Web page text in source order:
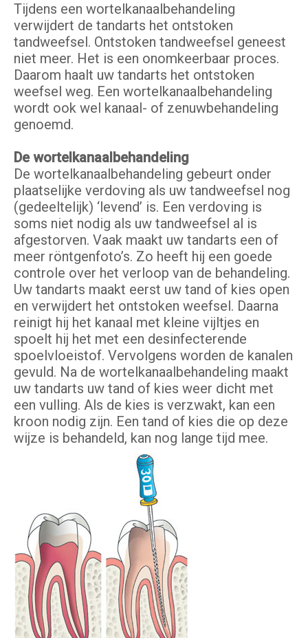
Tijdens een wortelkanaalbehandeling
verwijdert de tandarts het ontstoken
tandweefsel. Ontstoken tandweefsel geneest
niet meer. Het is een onomkeerbaar proces.
Daarom haalt uw tandarts het ontstoken
weefsel weg. Een wortelkanaalbehandeling
wordt ook wel kanaal- of zenuwbehandeling
genoemd.
De wortelkanaalbehandeling
De wortelkanaalbehandeling gebeurt onder
plaatselijke verdoving als uw tandweefsel nog
(gedeeltelijk) ‘levend’ is. Een verdoving is
soms niet nodig als uw tandweefsel al is
afgestorven. Vaak maakt uw tandarts een of
meer röntgenfoto’s. Zo heeft hij een goede
controle over het verloop van de behandeling.
Uw tandarts maakt eerst uw tand of kies open
en verwijdert het ontstoken weefsel. Daarna
reinigt hij het kanaal met kleine vijltjes en
spoelt hij het met een desinfecterende
spoelvloeistof. Vervolgens worden de kanalen
gevuld. Na de wortelkanaalbehandeling maakt
uw tandarts uw tand of kies weer dicht met
een vulling. Als de kies is verzwakt, kan een
kroon nodig zijn. Een tand of kies die op deze
wijze is behandeld, kan nog lange tijd mee.